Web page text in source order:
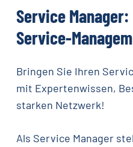
ServiceManager:
Service-
Bringen Sie Ihren
mit Expertenwissen,
starken Netzwerk!
Als Service Manager